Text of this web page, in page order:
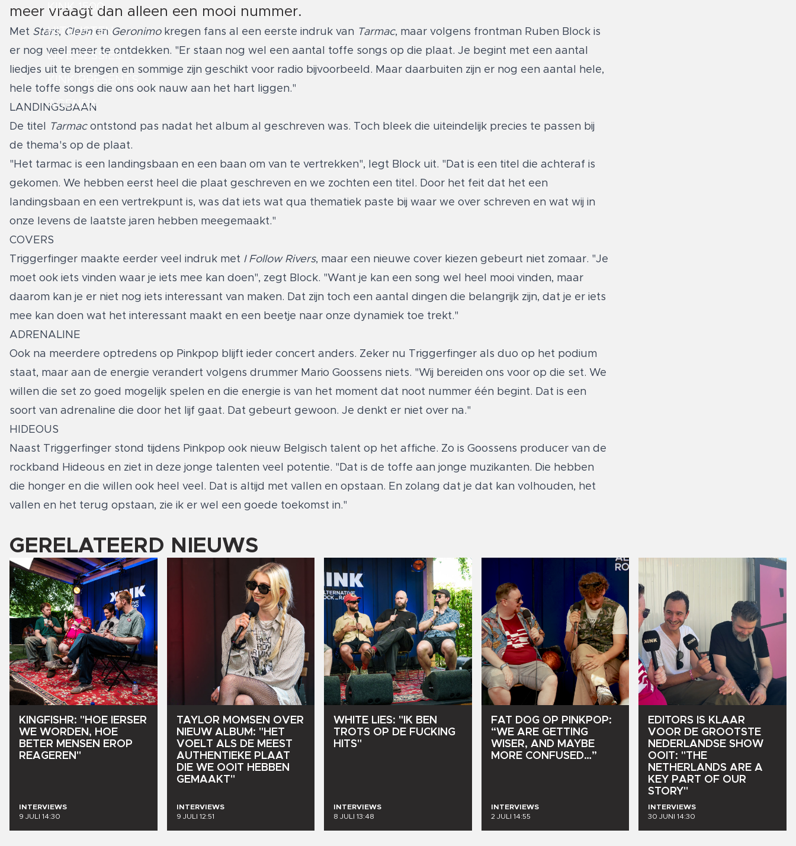
KINK 1500
HITLIJSTEN
LIVE SESSIES
AGENDA
meer vraagt dan alleen een mooi nummer.
Met Stars, Clean en Geronimokregen fans al een eerste indruk van Tarmac, maar volgens frontman Ruben Block is
er nog veel meer te ontdekken. "Er staan nog wel een aantal toffe songs op die plaat. Je begint met een aantal
liedjes uit te brengen en sommige zijn geschikt voor radio bijvoorbeeld. Maar daarbuiten zijn er nog een aantal hele,
hele toffe songs die ons ook nauw aan het hart liggen."
LANDINGSBAAN
De titel
Tarmacontstond pas nadat het album al geschreven was. Toch bleek die uiteindelijk precies te passen bij
de thema's op de plaat.
"Het tarmac is een landingsbaan en een baan om van te vertrekken", legt Block uit. "Dat is een titel die achteraf is
gekomen. We hebben eerst heel die plaat geschreven en we zochten een titel. Door het feit dat het een
landingsbaan en een vertrekpunt is, was dat iets wat qua thematiek paste bij waar we over schreven en wat wij in
onze levens de laatste jaren hebben meegemaakt."
COVERS
Triggerfinger maakte eerder veel indruk met I Follow Rivers, maar een nieuwe cover kiezen gebeurt niet zomaar. "Je
moet ook iets vinden waar je iets mee kan doen", zegt Block. "Want je kan een song wel heel mooi vinden, maar
daarom kan je er niet nog iets interessant van maken. Dat zijn toch een aantal dingen die belangrijk zijn, dat je er iets
mee kan doen wat het interessant maakt en een beetje naar onze dynamiek toe trekt."
ADRENALINE
Ook na meerdere optredens op Pinkpop blijft ieder concert anders. Zeker nu Triggerfinger als duo op het podium
staat, maar aan de energie verandert volgens drummer Mario Goossens niets. "Wij bereiden ons voor op die set. We
willen die set zo goed mogelijk spelen en die energie is van het moment dat noot nummer één begint. Dat is een
soort van adrenaline die door het lijf gaat. Dat gebeurt gewoon. Je denkt er niet over na."
HIDEOUS
Naast Triggerfinger stond tijdens Pinkpop ook nieuw Belgisch talent op het affiche. Zo is Goossens producer van de
rockband Hideous en ziet in deze jonge talenten veel potentie. "Dat is de toffe aan jonge muzikanten. Die hebben
die honger en die willen ook heel veel. Dat is altijd met vallen en opstaan. En zolang dat je dat kan volhouden, het
vallen en het terug opstaan, zie ik er wel een goede toekomst in."
GERELATEERD NIEUWS
KINGFISHR: "HOE
IERSER
WE WORDEN, HOE
BETER MENSEN
EROP
REAGEREN"
INTERVIEWS
9 JULI 14:30
TAYLOR MOMSEN OVER
NIEUW ALBUM: "HET
VOELT ALS DE MEEST
AUTHENTIEKE PLAAT
DIE WE OOIT HEBBEN
GEMAAKT"
INTERVIEWS
9 JULI 12:51
WHITE LIES: "IK BEN
TROTS OP DE FUCKING
HITS"
INTERVIEWS
8 JULI 13:48
FAT DOG OP PINKPOP:
“WE ARE GETTING
WISER, AND MAYBE
MORE CONFUSED…”
INTERVIEWS
2 JULI 14:55
EDITORS IS KLAAR
VOOR DE GROOTSTE
NEDERLANDSE SHOW
OOIT: "THE
NETHERLANDS ARE A
KEY PART OF OUR
STORY"
INTERVIEWS
30 JUNI 14:30